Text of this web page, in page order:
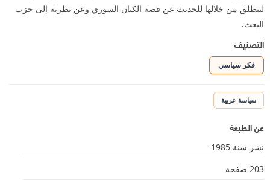
لينطلق من خلالها للحديث عن قصة الكيان السوري وعن نظرته إلى حزب
البعث.
التصنيف
فكر سياسي
سياسة عربية
عن الطبعة
نشر سنة 1985
203 صفحة